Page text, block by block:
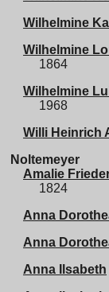
Wilhelmine
Wilhelmine
1864
Wilhelmine
1968
Willi Heinrich
Noltemeyer
Amalie
1824
Anna
Anna
Anna Ilsabeth